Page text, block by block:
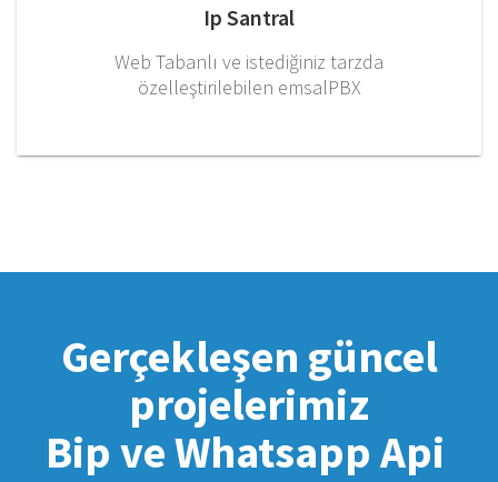
Ip Santral
Web Tabanlı ve istediğiniz tarzda
özelleştirilebilen emsalPBX
Gerçekleşen güncel
projelerimiz
Bip ve Whatsapp Api